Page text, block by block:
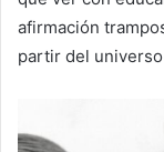
afirmación
partir del